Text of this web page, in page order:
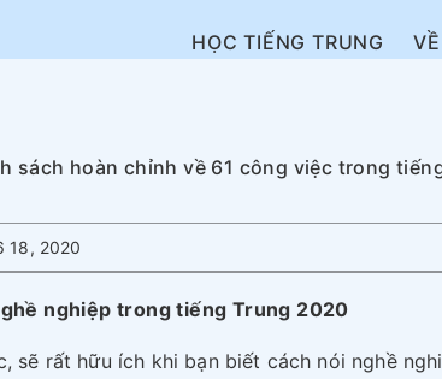
HỌC TIẾNG TRUNG
sách hoàn chỉnh về 61 công việc trong
18, 2020
nghiệp trong tiếng Trung 2020
sẽ rất hữu ích khi bạn biết cách nói nghề